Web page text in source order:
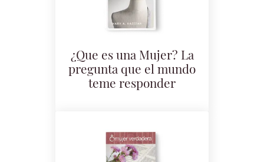
¿Que es una Mujer? La
pregunta que el mundo
teme responder